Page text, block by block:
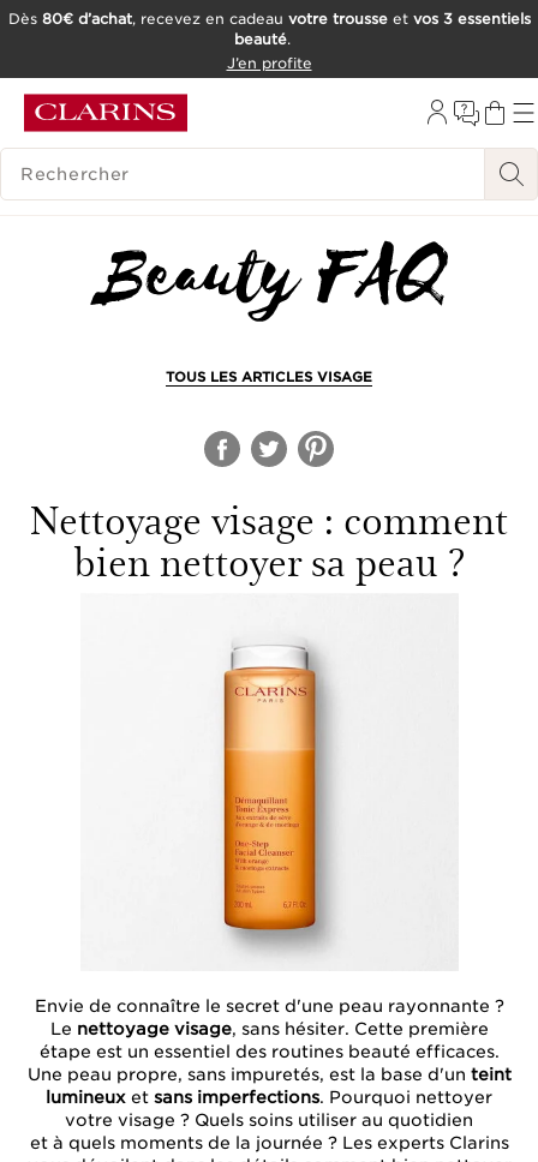
OUTIL D'ACCESSIBILITÉ
Dès 80€ d’achat, recevez en cadeau votre trousseet vos 3 essentiels
beauté.
J’en profite
HISTORIQUE DES RECHERCHES
TOUS LES ARTICLES VISAGE
Nettoyage visage : comment
bien nettoyer sa peau ?
Envie de connaître le secret d'une peau rayonnante ?
Le nettoyage visage, sans hésiter. Cette première
étape est un essentiel des routines beauté efficaces.
Une peau propre, sans impuretés, est la base d'un teint
lumineux et sans imperfections. Pourquoi nettoyer
votre visage ? Quels soins utiliser au quotidien
et à quels moments de la journée ? Les experts Clarins